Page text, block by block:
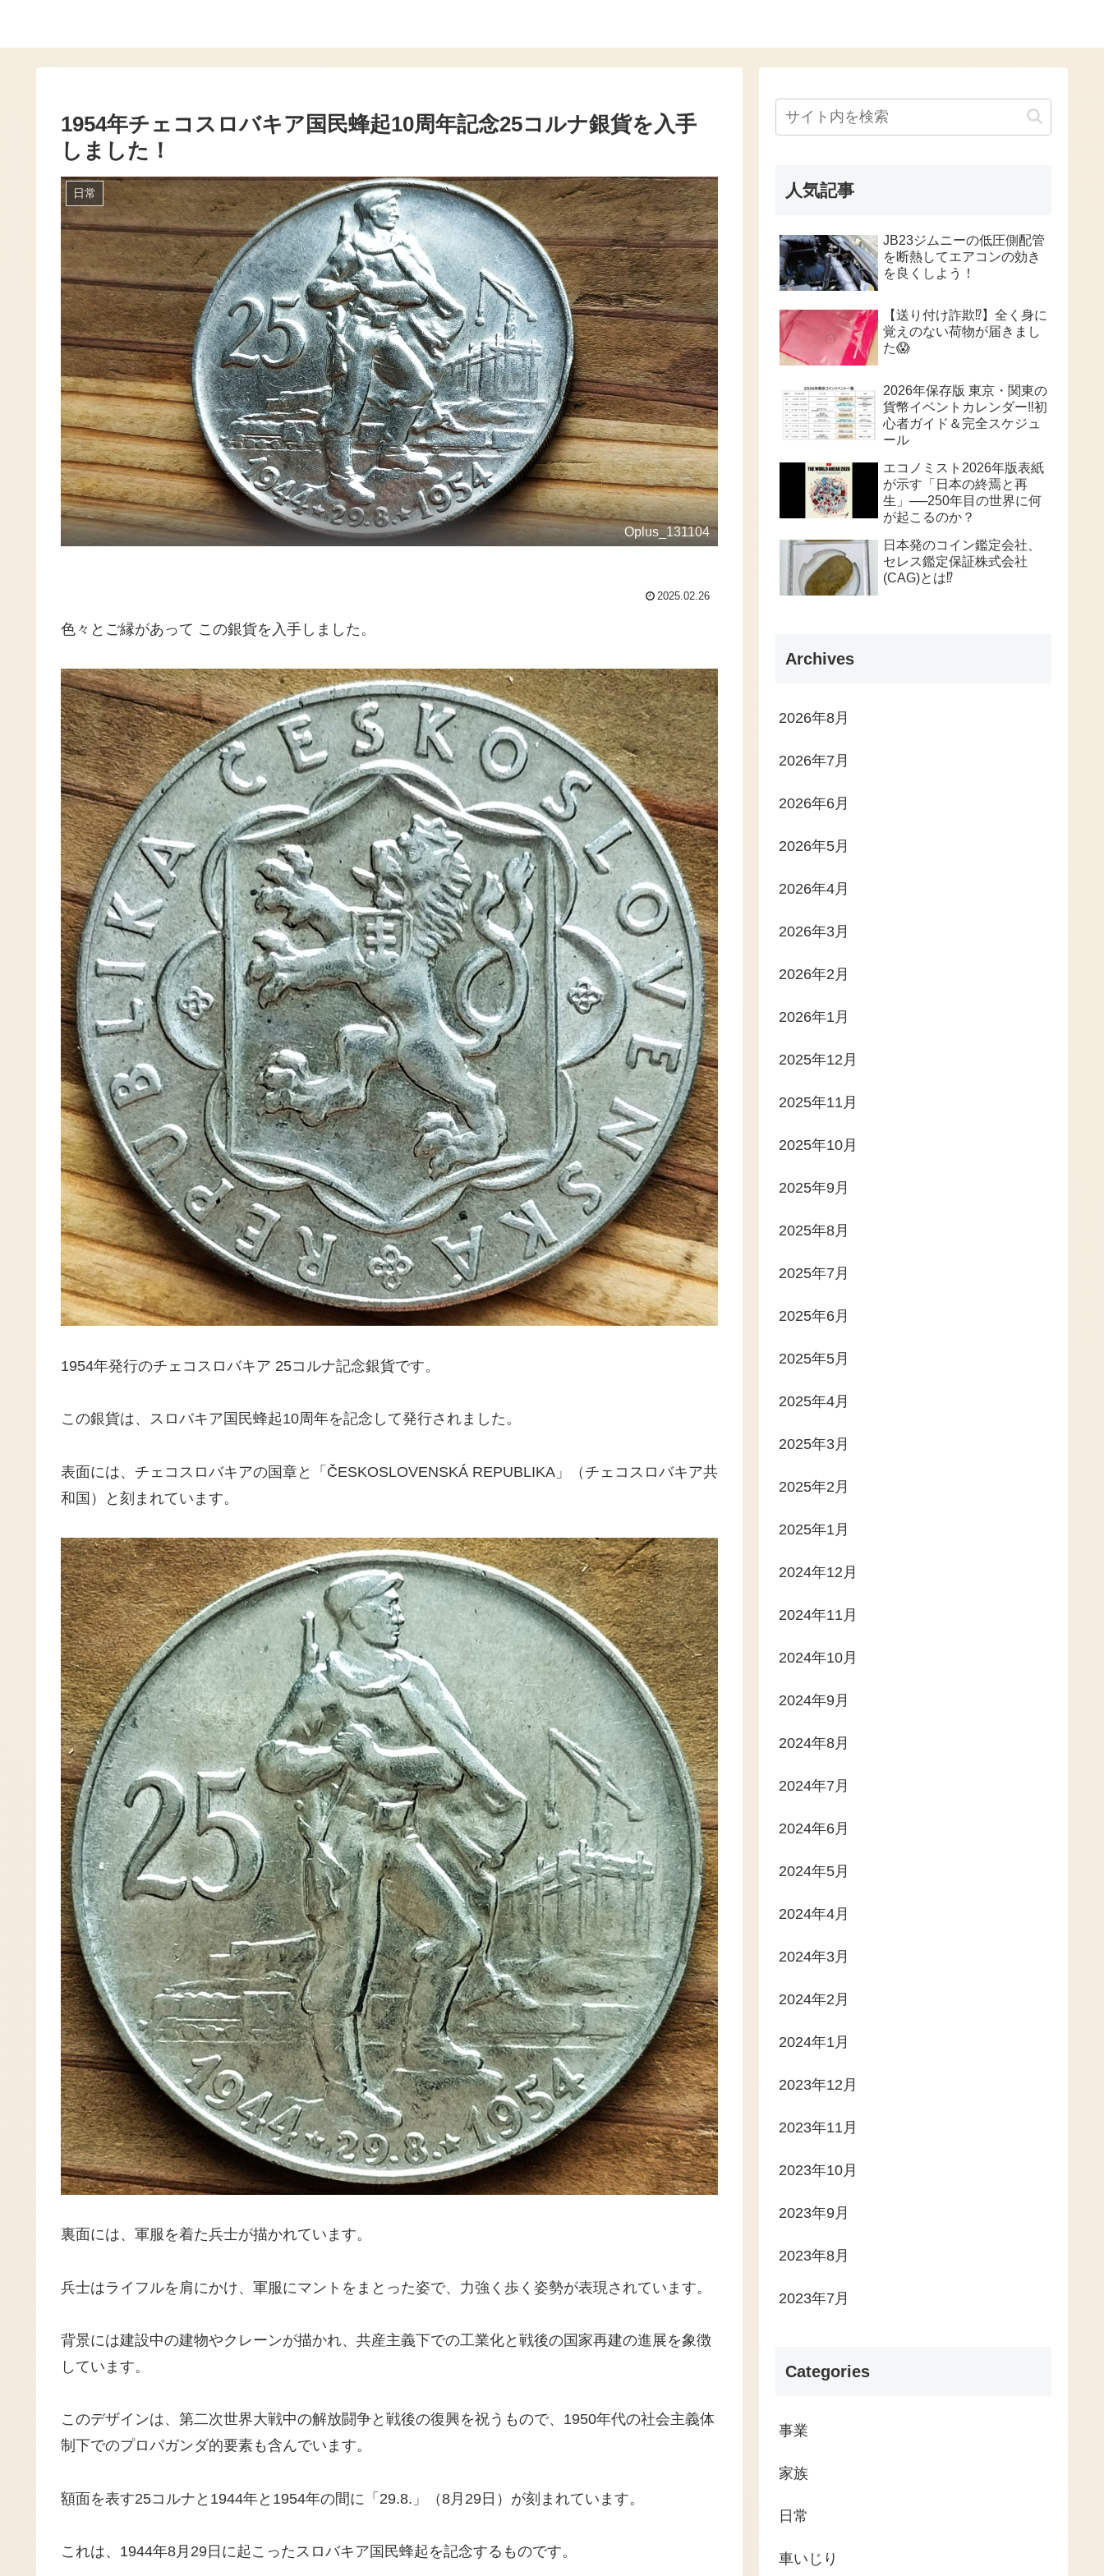
1954年チェコスロバキア国民蜂起10周年記念25コルナ銀貨を入手
しました！
日常
Oplus_131104
2025.02.26
色々とご縁があって この銀貨を入手しました。
1954年発行のチェコスロバキア 25コルナ記念銀貨です。
この銀貨は、スロバキア国民蜂起10周年を記念して発行されました。
表面には、チェコスロバキアの国章と「ČESKOSLOVENSKÁ REPUBLIKA」（チェコスロバキア共
和国）と刻まれています。
裏面には、軍服を着た兵士が描かれています。
兵士はライフルを肩にかけ、軍服にマントをまとった姿で、力強く歩く姿勢が表現されています。
背景には建設中の建物やクレーンが描かれ、共産主義下での工業化と戦後の国家再建の進展を象徴
しています。
このデザインは、第二次世界大戦中の解放闘争と戦後の復興を祝うもので、1950年代の社会主義体
制下でのプロパガンダ的要素も含んでいます。
額面を表す25コルナと1944年と1954年の間に「29.8.」（8月29日）が刻まれています。
これは、1944年8月29日に起こったスロバキア国民蜂起を記念するものです。
人気記事
JB23ジムニーの低圧側配管
を断熱してエアコンの効き
を良くしよう！
【送り付け詐欺⁉️】全く身に
覚えのない荷物が届きまし
た😱
2026年保存版 東京・関東の
貨幣イベントカレンダー‼️初
心者ガイド＆完全スケジュ
ール
エコノミスト2026年版表紙
が示す「日本の終焉と再
生」──250年目の世界に何
が起こるのか？
日本発のコイン鑑定会社、
セレス鑑定保証株式会社
(CAG)とは⁉️
Archives
2026年8月
2026年7月
2026年6月
2026年5月
2026年4月
2026年3月
2026年2月
2026年1月
2025年12月
2025年11月
2025年10月
2025年9月
2025年8月
2025年7月
2025年6月
2025年5月
2025年4月
2025年3月
2025年2月
2025年1月
2024年12月
2024年11月
2024年10月
2024年9月
2024年8月
2024年7月
2024年6月
2024年5月
2024年4月
2024年3月
2024年2月
2024年1月
2023年12月
2023年11月
2023年10月
2023年9月
2023年8月
2023年7月
Categories
事業
家族
日常
車いじり